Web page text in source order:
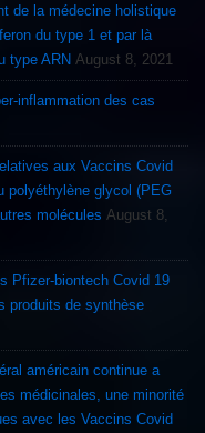
de la médecine holistique
du type 1 et par là
type ARN August 8, 2021
aux Vaccins Covid
polyéthylène glycol (PEG
molécules August 8,
Pfizer-biontech Covid 19
produits de synthèse
américain continue a
médicinales, une minorité
avec les Vaccins Covid